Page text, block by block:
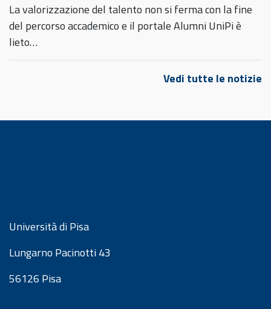
La valorizzazione del talento non si ferma con la fine
del percorso accademico e il portale Alumni UniPi è
lieto…
Vedi tutte le notizie
Università di Pisa
Lungarno Pacinotti 43
56126 Pisa